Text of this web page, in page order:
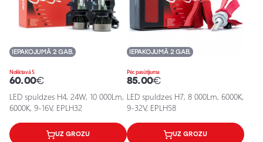
Noliktavā 5
IEPAKOJUMĀ 2 GAB.
60.00€
LED spuldzes H4, 24W, 10 000Lm,
6000K, 9-16V, EPLH32
UZ GROZU
Pēc pasūtījuma
IEPAKOJUMĀ 2 GAB.
85.00€
LED spuldzes H7, 8 000Lm, 6000K,
9-32V, EPLH58
UZ GROZU